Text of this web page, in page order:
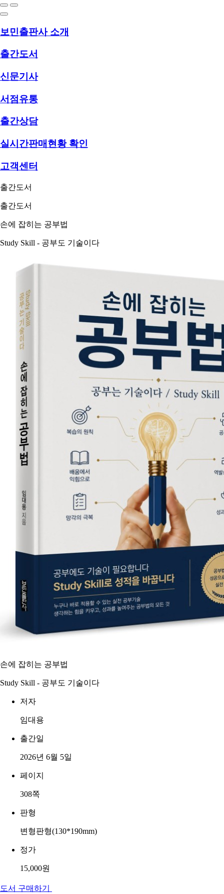
보민출판사 소개
출간도서
신문기사
서점유통
출간상담
실시간판매현황 확인
고객센터
출간도서
출간도서
손에 잡히는 공부법
Study Skill - 공부도 기술이다
손에 잡히는 공부법
Study Skill - 공부도 기술이다
저자
임대용
출간일
2026년 6월 5일
페이지
308쪽
판형
변형판형(130*190mm)
정가
15,000원
도서 구매하기